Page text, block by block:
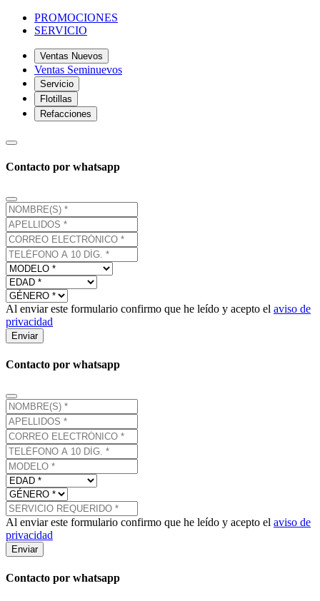
PROMOCIONES
SERVICIO
Ventas Nuevos
Ventas Seminuevos
Servicio
Flotillas
Refacciones
Contacto por whatsapp
Al enviar este formulario confirmo que he leído y acepto el aviso de
privacidad
Enviar
Contacto por whatsapp
Al enviar este formulario confirmo que he leído y acepto el aviso de
privacidad
Enviar
Contacto por whatsapp